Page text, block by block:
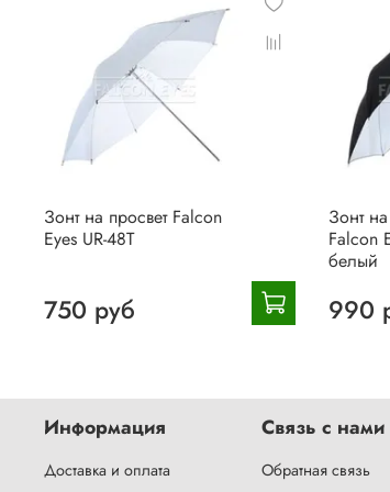
Зонт на просвет Falcon
Eyes UR-48T
750 руб
Зонт
Falcon
белый
990
Информация
Доставка и оплата
Связь с нами
Обратная связь